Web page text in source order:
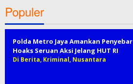
Populer
Polda Metro Jaya Amankan Penyebar
Hoaks Seruan Aksi Jelang HUT RI
Di Berita, Kriminal, Nusantara